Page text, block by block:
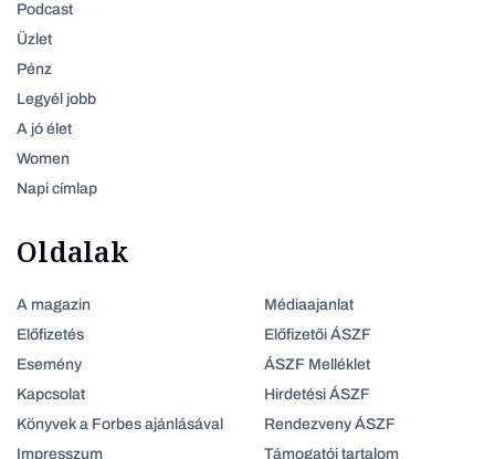
Podcast
Üzlet
Pénz
Legyél jobb
A jó élet
Women
Napi címlap
Oldalak
A magazin
Előfizetés
Esemény
Kapcsolat
Könyvek a Forbes ajánlásával
Impresszum
Médiaajanlat
Előfizetői ÁSZF
ÁSZF Melléklet
Hirdetési ÁSZF
Rendezveny ÁSZF
Támogatói tartalom